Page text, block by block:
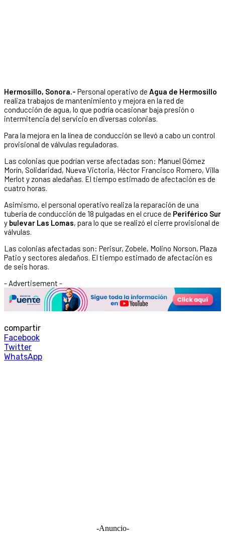
Hermosillo, Sonora.- Personal operativo de Agua de Hermosillo
realiza trabajos de mantenimiento y mejora en la red de
conducción de agua, lo que podría ocasionar baja presión o
intermitencia del servicio en diversas colonias.
Para la mejora en la línea de conducción se llevó a cabo un control
provisional de válvulas reguladoras.
Las colonias que podrían verse afectadas son: Manuel Gómez
Morín, Solidaridad, Nueva Victoria, Héctor Francisco Romero, Villa
Merlot y zonas aledañas. El tiempo estimado de afectación es de
cuatro horas.
Asimismo, el personal operativo realiza la reparación de una
tubería de conducción de 18 pulgadas en el cruce de Periférico Sur
y bulevar Las Lomas, para lo que se realizó el cierre provisional de
válvulas.
Las colonias afectadas son: Perisur, Zobele, Molino Norson, Plaza
Patio y sectores aledaños. El tiempo estimado de afectación es
de seis horas.
- Advertisement -
compartir
Facebook
Twitter
WhatsApp
-Anuncio-